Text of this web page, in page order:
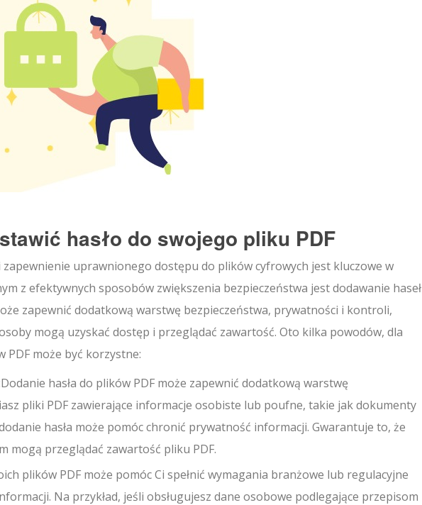
hasło do swojego pliku PDF
uprawnionego dostępu do plików cyfrowych jest kluczowe w
z efektywnych sposobów zwiększenia bezpieczeństwa jest dodawanie haseł
zapewnić dodatkową warstwę bezpieczeństwa, prywatności i kontroli,
mogą uzyskać dostęp i przeglądać zawartość. Oto kilka powodów, dla
PDF może być korzystne:
Dodanie hasła do plików PDF może zapewnić dodatkową warstwę
pliki PDF zawierające informacje osobiste lub poufne, takie jak dokumenty
hasła może pomóc chronić prywatność informacji. Gwarantuje to, że
mogą przeglądać zawartość pliku PDF.
plików PDF może pomóc Ci spełnić wymagania branżowe lub regulacyjne
Na przykład, jeśli obsługujesz dane osobowe podlegające przepisom